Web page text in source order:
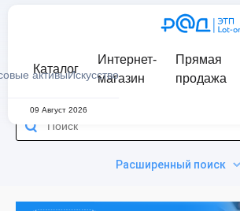
активыИскусство
Каталог
Интернет-
магазин
Прямая
продажа
09 Август 2026
Расширенный поиск